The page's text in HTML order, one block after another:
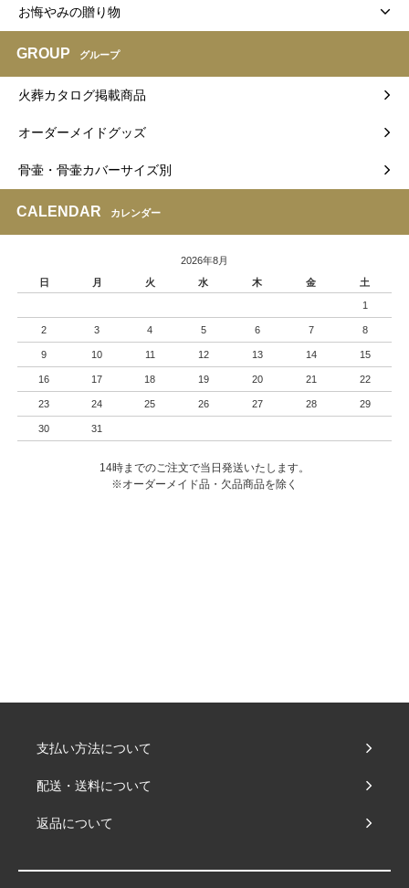
お悔やみの贈り物
GROUP グループ
火葬カタログ掲載商品
オーダーメイドグッズ
骨壷・骨壷カバーサイズ別
CALENDAR カレンダー
2026年8月
日
月 火 水 木 金 土
1
2 3 4 5 6 7 8
9 10 11 12 13 14 15
16 17 18 19 20 21 22
23 24 25 26 27 28 29
30 31
14時までのご注文で当日発送いたします。
※オーダーメイド品・欠品商品を除く
支払い方法について
配送・送料について
返品について